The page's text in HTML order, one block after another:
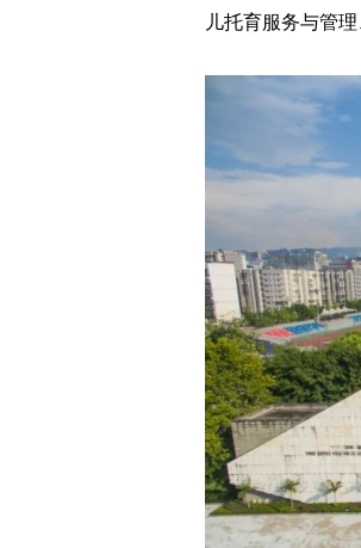
儿托育服务与管